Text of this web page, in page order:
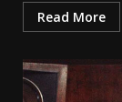
Read More